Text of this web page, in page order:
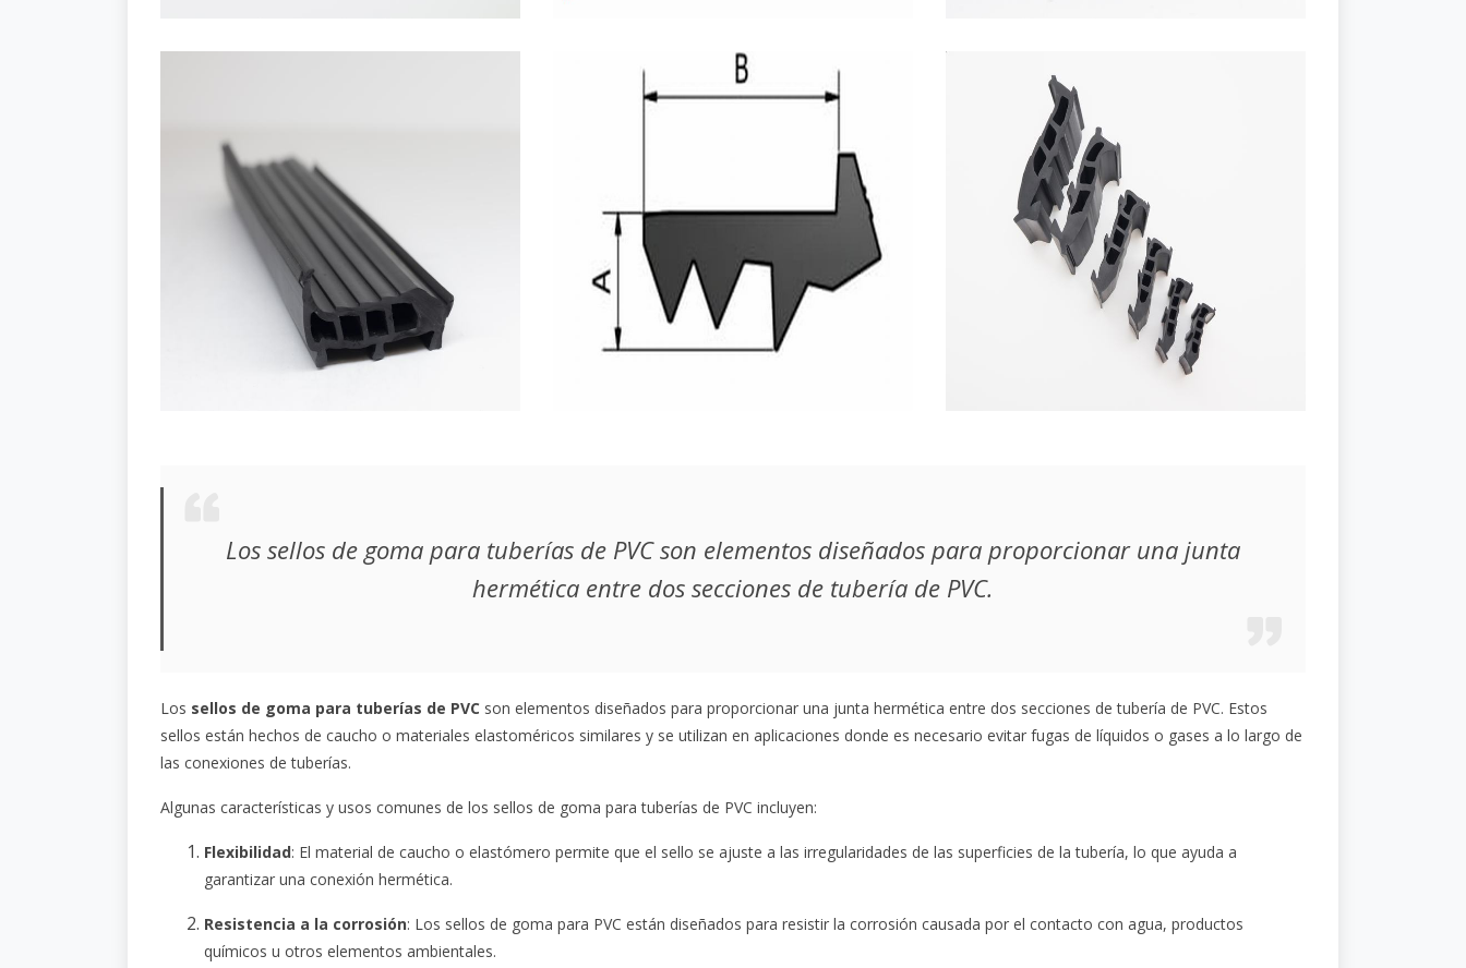
Los sellos de goma para tuberías de PVC son elementos diseñados para proporcionar una junta
hermética entre dos secciones de tubería de PVC.
Los sellos de goma para tuberías de PVC son elementos diseñados para proporcionar una junta hermética entre dos secciones de tubería de PVC. Estos
sellos están hechos de caucho o materiales elastoméricos similares y se utilizan en aplicaciones donde es necesario evitar fugas de líquidos o gases a lo largo de
las conexiones de tuberías.
Algunas características y usos comunes de los sellos de goma para tuberías de PVC incluyen:
Flexibilidad: El material de caucho o elastómero permite que el sello se ajuste a las irregularidades de las superficies de la tubería, lo que ayuda a
garantizar una conexión hermética.
Resistencia a la corrosión: Los sellos de goma para PVC están diseñados para resistir la corrosión causada por el contacto con agua, productos
químicos u otros elementos ambientales.